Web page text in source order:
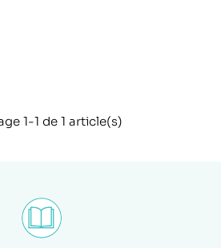
1-1 de 1 article(s)